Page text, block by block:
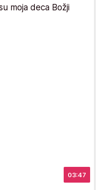
moja deca Božji
03:47